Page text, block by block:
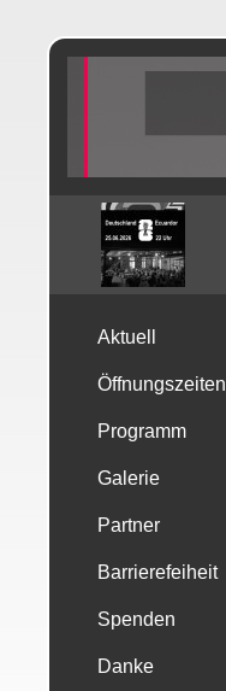
Aktuell
Öffnungszeiten
Programm
Galerie
Partner
Barrierefeiheit
Spenden
Danke